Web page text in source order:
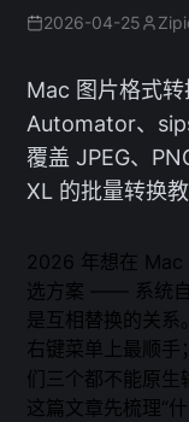
2026-04-25
Mac 图片格式转
Automator、
覆盖 JPEG、
XL 的批量转换教
2026 年想在 Mac
选方案 —— 系统
是互相替换的关
右键菜单上最顺手；
们三个都不能原生
这篇文章先梳理“